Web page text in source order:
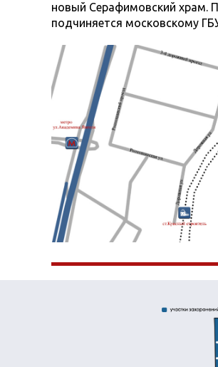
новый Серафимовский храм.
подчиняется московскому